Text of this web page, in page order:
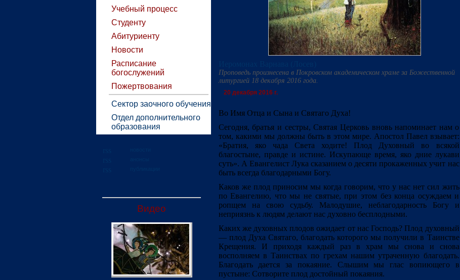
Учебный процесс
Студенту
Абитуриенту
Новости
Расписание
богослужений
Пожертвования
Сектор заочного обучения
Отдел дополнительного
образования
Видео
Проповедь произнесена в Покровском академическом храме за Божественной
литургией 18 декабря 2016 года.
20 декабря 2016 г.
Во Имя Отца и Сына и Святаго Духа!
Сегодня, братья и сестры, Святая Церковь вновь напоминает нам о
том, какими мы должны быть в этом мире. Апостол Павел взывает:
«Братия, яко чада Света ходите! Плод Духовный во всякой
благостыне, правде и истине. Искупающе время, яко дние лукави
суть». А Евангелист Лука сказанием о десяти прокаженных учит нас
быть всегда благодарными Богу.
Каков же плод приносим мы когда говорим, что у нас нет сил жить
по Евангелию, что мы не святые, при этом без конца осуждаем и
ропщем на свою судьбу. Малодушие, неблагодарность Богу и
неприязнь к людям делают нас духовно бесплодными.
Каких же духовных плодов ожидает от нас Господь? Плод духовный
— плод Духа Святаго, благодать которого мы получили в Таинстве
Крещения. И приходя каждый раз в храм мы снова и снова
восполняем в Таинствах по грехам нашим утраченную благодать.
Благодать дается за покаяние. Слышим мы глас вопиющего в
пустыне: Сотворите плод достойный покаяния.